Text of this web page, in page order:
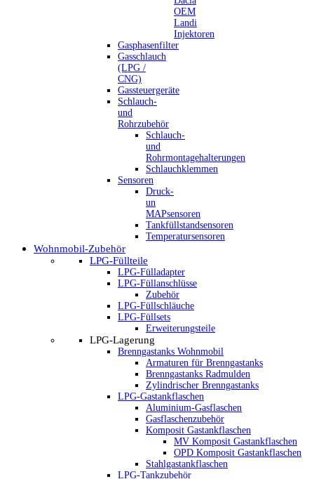
OEM
Landi
Injektoren
Gasphasenfilter
Gasschlauch
(LPG /
CNG)
Gassteuergeräte
Schlauch-
und
Rohrzubehör
Schlauch-
und
Rohrmontagehalterungen
Schlauchklemmen
Sensoren
Druck-
un
MAPsensoren
Tankfüllstandsensoren
Temperatursensoren
Wohnmobil-Zubehör
LPG-Füllteile
LPG-Fülladapter
LPG-Füllanschlüsse
Zubehör
LPG-Füllschläuche
LPG-Füllsets
Erweiterungsteile
LPG-Lagerung
Brenngastanks Wohnmobil
Armaturen für Brenngastanks
Brenngastanks Radmulden
Zylindrischer Brenngastanks
LPG-Gastankflaschen
Aluminium-Gasflaschen
Gasflaschenzubehör
Komposit Gastankflaschen
MV Komposit Gastankflaschen
OPD Komposit Gastankflaschen
Stahlgastankflaschen
LPG-Tankzubehör